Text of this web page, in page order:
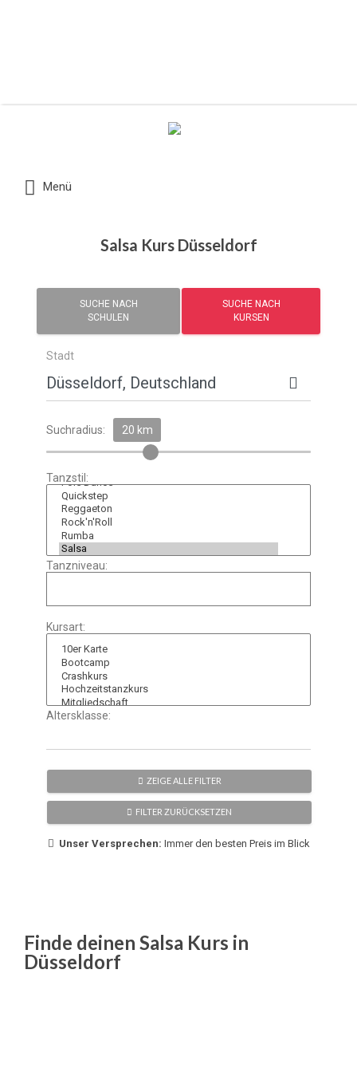
Suchen nach:
Menü
Salsa Kurs Düsseldorf
SUCHE NACH
SCHULEN
SUCHE NACH
KURSEN
Stadt
Suchradius: 20 km
Tanzstil:
Tanzniveau:
Kursart:
Altersklasse:
ZEIGE ALLE FILTER
FILTER ZURÜCKSETZEN
Unser Versprechen: Immer den besten Preis im Blick
Finde deinen Salsa Kurs in
Düsseldorf